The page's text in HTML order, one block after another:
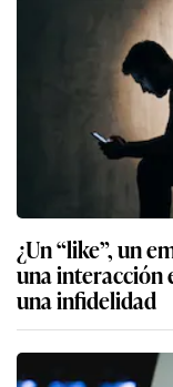
¿Un “like”, un
una interacción
una infidelidad